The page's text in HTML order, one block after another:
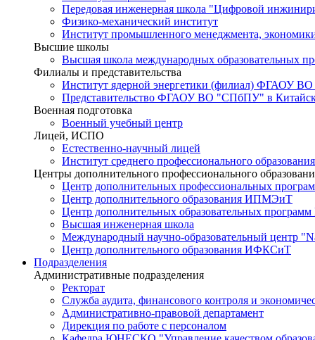
Передовая инженерная школа "Цифровой
Физико-механический институт
Институт промышленного менеджмента,
Высшие школы
Высшая школа международных образовательных
Филиалы и представительства
Институт ядерной энергетики (филиал) ФГАОУ
Представительство ФГАОУ ВО "СПбПУ" в
Военная подготовка
Военный учебный центр
Лицей, ИСПО
Естественно-научный лицей
Институт среднего профессионального образования
Центры дополнительного профессионального
Центр дополнительных профессиональных
Центр дополнительного образования ИПМЭиТ
Центр дополнительных образовательных
Высшая инженерная школа
Международный научно-образовательный центр
Центр дополнительного образования ИФКСиТ
Подразделения
Административные подразделения
Ректорат
Служба аудита, финансового контроля и
Административно-правовой департамент
Дирекция по работе с персоналом